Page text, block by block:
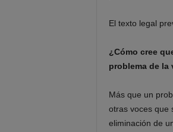
El texto legal
¿Cómo cree
problema de la
Más que un
otras voces que
eliminación de